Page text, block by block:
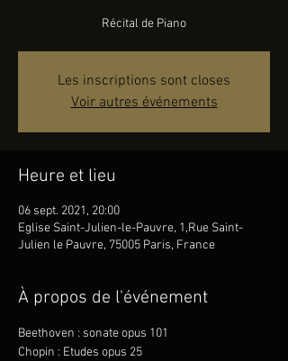
Récital de Piano
Les inscriptions sont closes
Voir autres événements
Heure et lieu
06 sept. 2021, 20:00
Eglise Saint-Julien-le-Pauvre, 1,Rue Saint-
Julien le Pauvre, 75005 Paris, France
À propos de l'événement
Beethoven : sonate opus 101
Chopin : Etudes opus 25